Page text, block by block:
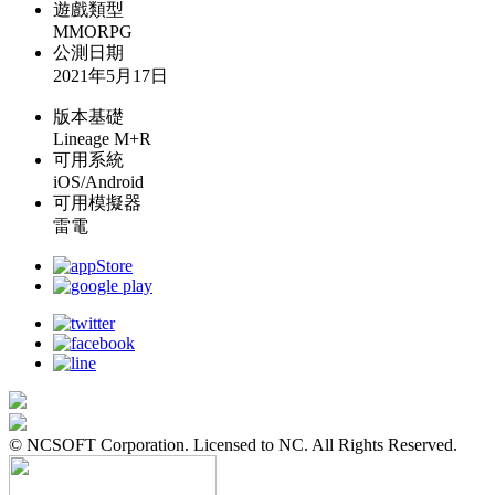
遊戲類型
MMORPG
公測日期
2021年5月17日
版本基礎
Lineage M+R
可用系統
iOS/Android
可用模擬器
雷電
© NCSOFT Corporation. Licensed to NC. All Rights Reserved.